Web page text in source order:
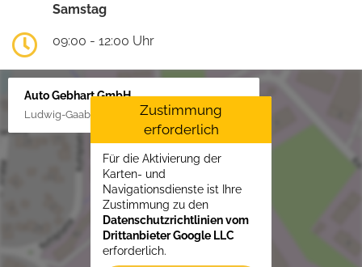
Samstag
09:00 - 12:00 Uhr
Auto Gebhart GmbH
Ludwig-Gaab-Str. 4, 88427 Bad Schussenried
Zustimmung
erforderlich
Für die Aktivierung der
Karten- und
Navigationsdienste ist Ihre
Zustimmung zu den
Datenschutzrichtlinien vom
Drittanbieter Google LLC
erforderlich.